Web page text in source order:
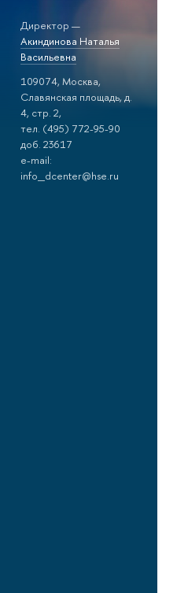
Директор —
Акиндинова Наталья
Васильевна
109074, Москва,
Славянская площадь, д.
4, стр. 2,
тел. (495) 772-95-90
доб. 23617
e-mail:
info_dcenter@hse.ru